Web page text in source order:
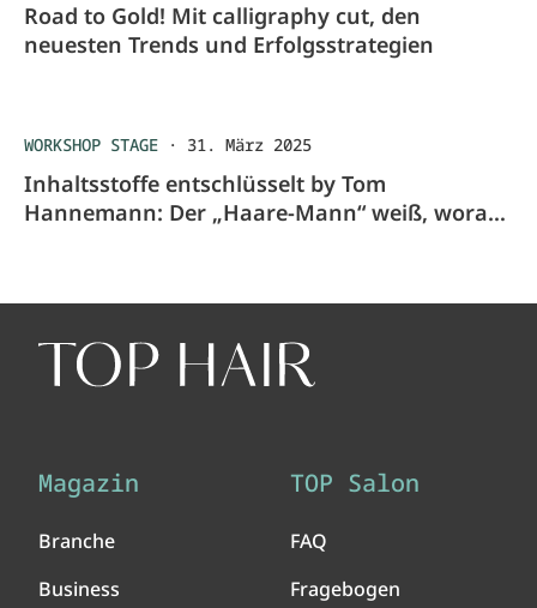
Road to Gold! Mit calligraphy cut, den
neuesten Trends und Erfolgsstrategien
WORKSHOP STAGE · 31. März 2025
Inhaltsstoffe entschlüsselt by Tom
Hannemann: Der „Haare-Mann“ weiß, worauf
Magazin
Branche
Business
TOP Salon
FAQ
Fragebogen